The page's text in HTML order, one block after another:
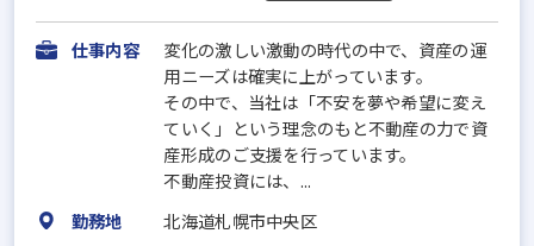
仕事内容
変化の激しい激動の時代の中で、資産の運
用ニーズは確実に上がっています。
その中で、当社は「不安を夢や希望に変え
ていく」という理念のもと不動産の力で資
産形成のご支援を行っています。
不動産投資には、...
勤務地
北海道札幌市中央区